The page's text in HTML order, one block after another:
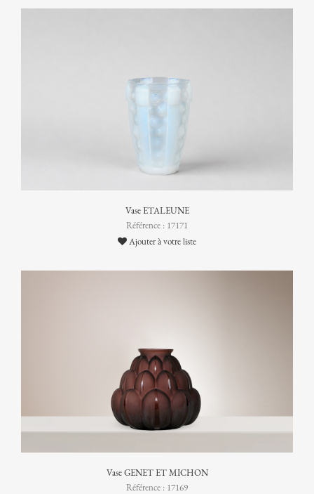
Vase ETALEUNE
Référence : 17171
Ajouter à votre liste
Vase GENET ET MICHON
Référence : 17169